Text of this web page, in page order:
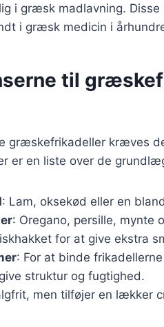
i græsk madlavning.
i græsk medicin i
til
græskefrikadeller kræves
er en liste over de
: Lam, oksekød eller en
: Oregano, persille, mynte
for at give ekstra
: For at binde
struktur og fugtighed.
men tilføjer en lækker